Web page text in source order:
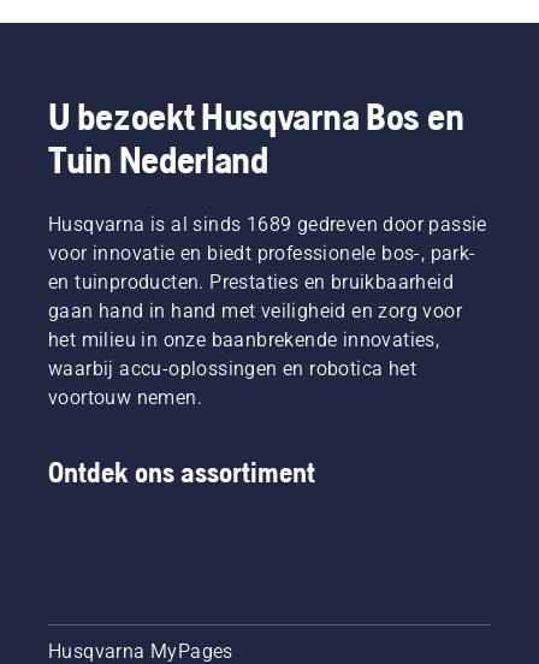
U bezoekt Husqvarna Bos en
Tuin Nederland
Husqvarna is al sinds 1689 gedreven door passie
voor innovatie en biedt professionele bos-, park-
en tuinproducten. Prestaties en bruikbaarheid
gaan hand in hand met veiligheid en zorg voor
het milieu in onze baanbrekende innovaties,
waarbij accu-oplossingen en robotica het
voortouw nemen.
Ontdek ons assortiment
Husqvarna MyPages